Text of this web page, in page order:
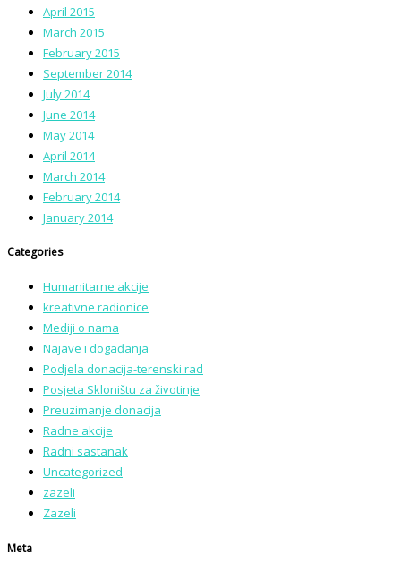
April 2015
March 2015
February 2015
September 2014
July 2014
June 2014
May 2014
April 2014
March 2014
February 2014
January 2014
Categories
Humanitarne akcije
kreativne radionice
Mediji o nama
Najave i događanja
Podjela donacija-terenski rad
Posjeta Skloništu za životinje
Preuzimanje donacija
Radne akcije
Radni sastanak
Uncategorized
zazeli
Zazeli
Meta